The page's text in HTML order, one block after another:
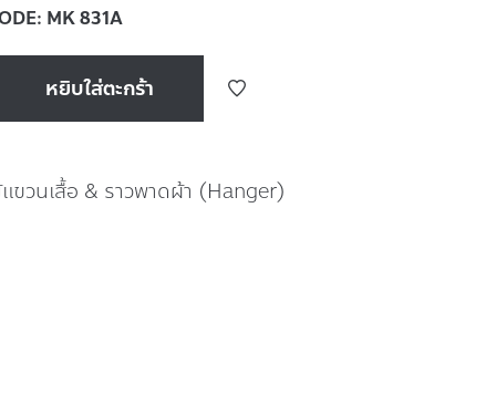
MK 831A
หยิบใส่ตะกร้า
ขวนเสื้อ & ราวพาดผ้า (Hanger)